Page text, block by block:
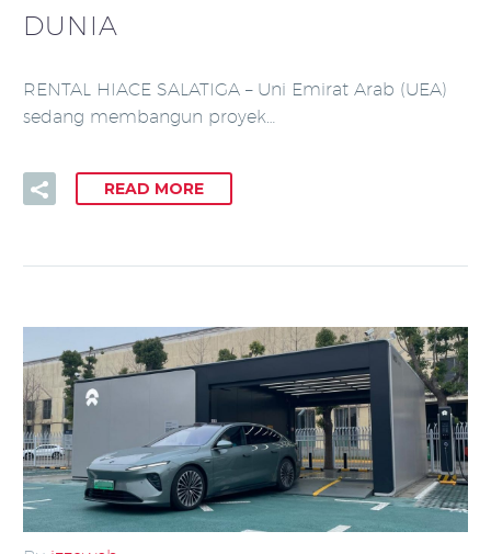
DUNIA
RENTAL HIACE SALATIGA – Uni Emirat Arab (UEA)
sedang membangun proyek…
READ MORE